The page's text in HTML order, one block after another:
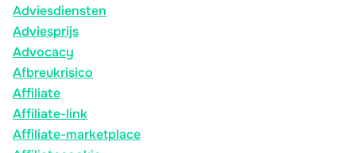
Adviesdiensten
Adviesprijs
Advocacy
Afbreukrisico
Affiliate
Affiliate-link
Affiliate-marketplace